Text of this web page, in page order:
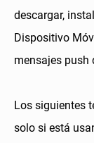
descargar,
Dispositivo
mensajes push
Los siguientes
solo si está